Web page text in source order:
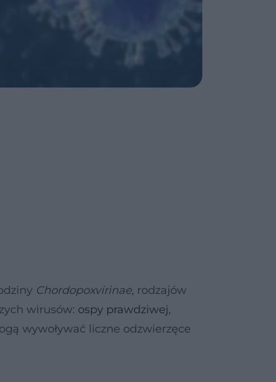
Chordopoxvirinae, rodzajów
wirusów: ospy prawdziwej,
wywoływać liczne odzwierzęce